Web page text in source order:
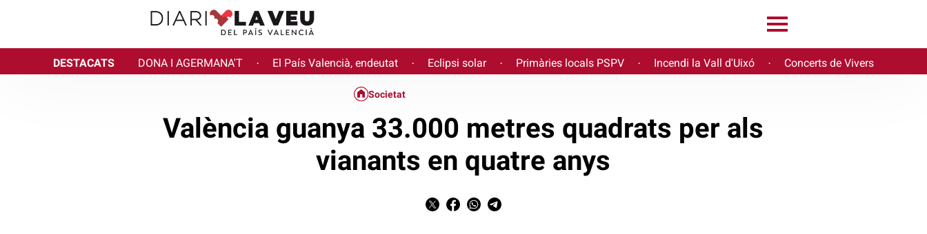
DESTACATS DONA I AGERMANA'T · El País Valencià, endeutat · Eclipsi solar · Primàries locals PSPV · Incendi la Vall d'Uixó · Concerts de Vivers
Societat
València guanya 33.000 metres quadrats per als
vianants en quatre anys